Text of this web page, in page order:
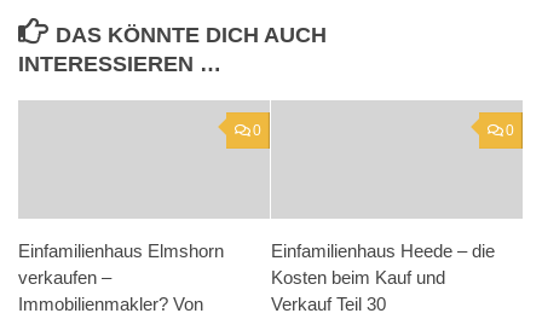
DAS KÖNNTE DICH AUCH
INTERESSIEREN …
0
Einfamilienhaus Elmshorn
verkaufen –
Immobilienmakler? Von
0
Einfamilienhaus Heede – die
Kosten beim Kauf und
Verkauf Teil 30